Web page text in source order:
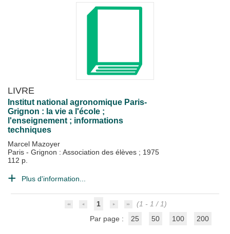
LIVRE
Institut national agronomique Paris-
Grignon : la vie a l'école ;
l'enseignement ; informations
techniques
Marcel Mazoyer
Paris - Grignon : Association des élèves ; 1975
112 p.
Plus d'information...
1
(1 - 1 / 1)
Par page :
25 50 100 200